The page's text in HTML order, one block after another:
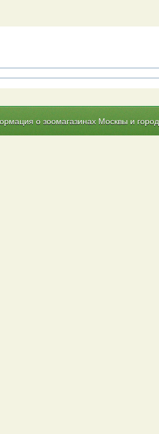
о зоомагазинах Москвы и